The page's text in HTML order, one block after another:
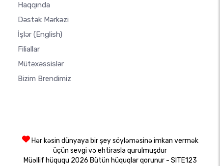
Haqqında
Dəstək Mərkəzi
İşlər (English)
Filiallar
Mütəxəssislər
Bizim Brendimiz
Hər kəsin dünyaya bir şey söyləməsinə imkan vermək
üçün sevgi və ehtirasla qurulmuşdur
Müəllif hüququ 2026 Bütün hüquqlar qorunur - SITE123